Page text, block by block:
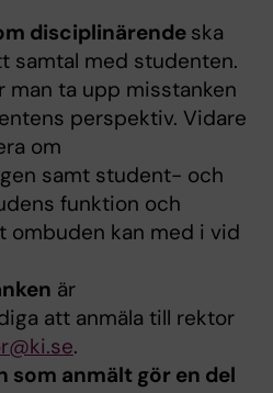
disciplinärende ska
samtal med studenten.
man ta upp misstanken
perspektiv. Vidare
om
samt student- och
funktion och
ombuden kan med i vid
är
att anmäla till rektor
.
som anmält gör en del